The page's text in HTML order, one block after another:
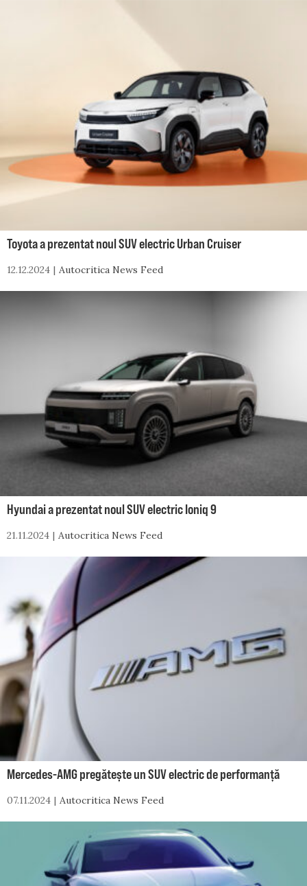
Toyota a prezentat noul SUV electric Urban Cruiser
12.12.2024 Autocritica News Feed
Hyundai a prezentat noul SUV electric Ioniq 9
21.11.2024 Autocritica News Feed
Mercedes-AMG pregătește un SUV electric de performanță
07.11.2024 Autocritica News Feed